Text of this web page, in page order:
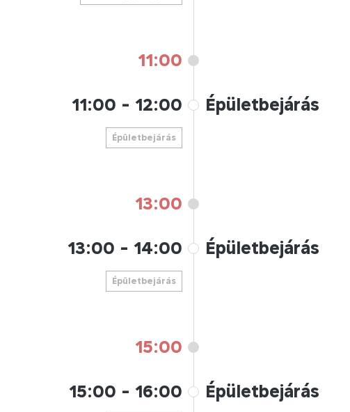
11:00
11:00 - 12:00
Épületbejárás
Épületbejárás
13:00
13:00 - 14:00
Épületbejárás
Épületbejárás
15:00
15:00 - 16:00 Épületbejárás